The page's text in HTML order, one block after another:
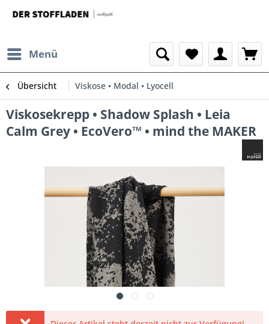
Menü
Übersicht Viskose • Modal • Lyocell
Viskosekrepp • Shadow Splash • Leia
Calm Grey • EcoVero™ • mind the MAKER